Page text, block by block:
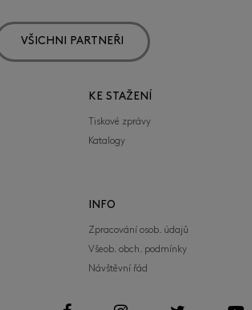
VŠICHNI PARTNEŘI
KE STAŽENÍ
Tiskové zprávy
Katalogy
INFO
Zpracování osob. údajů
Všeob. obch. podmínky
Návštěvní řád